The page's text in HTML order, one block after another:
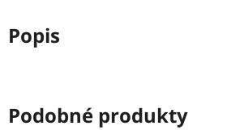
Popis
Podobné produkty